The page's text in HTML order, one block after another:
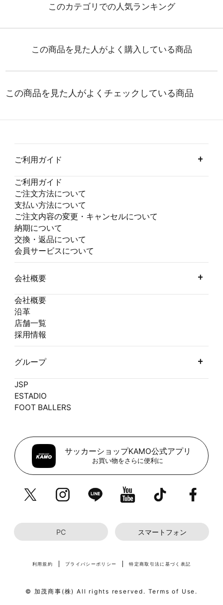
ご利用ガイド
ご利用ガイド
ご注文方法について
支払い方法について
ご注文内容の変更・キャンセルについて
納期について
交換・返品について
会員サービスについて
会社概要
会社概要
沿革
店舗一覧
採用情報
グループ
JSP
ESTADIO
FOOT BALLERS
サッカーショップKAMO公式アプリ
お買い物をさらに便利に
PC スマートフォン
利用規約 プライバシーポリシー 特定商取引法に基づく表記
© 加茂商事(株) All rights reserved. Terms of Use.